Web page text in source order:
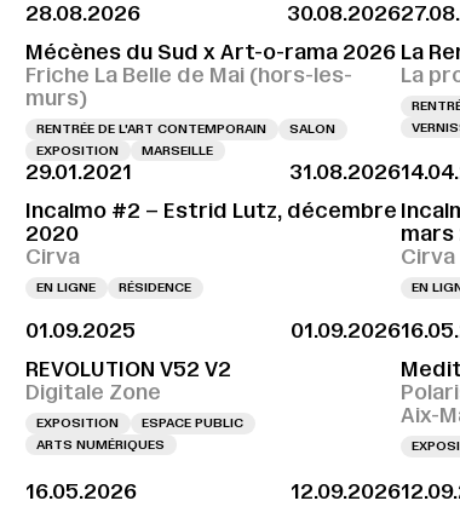
28.08.2026
30.08.2026
Mécènes du Sud x Art-o-rama 2026
Friche La Belle de Mai (hors-les-
murs)
RENTRÉE DE L'ART CONTEMPORAIN
SALON
EXPOSITION
MARSEILLE
La
La
29.01.2021
31.08.2026
Incalmo #2 – Estrid Lutz, décembre
2020
Cirva
EN LIGNE RÉSIDENCE
mars
Cirva
EN
01.09.2025
01.09.2026
REVOLUTION V52 V2
Digitale Zone
EXPOSITION
ESPACE PUBLIC
ARTS NUMÉRIQUES
Aix-
16.05.2026
12.09.2026